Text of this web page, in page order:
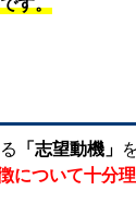
「志望動機」
について十分